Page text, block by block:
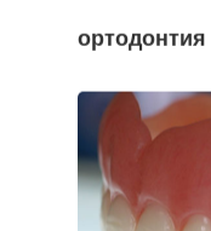
ортодонтия